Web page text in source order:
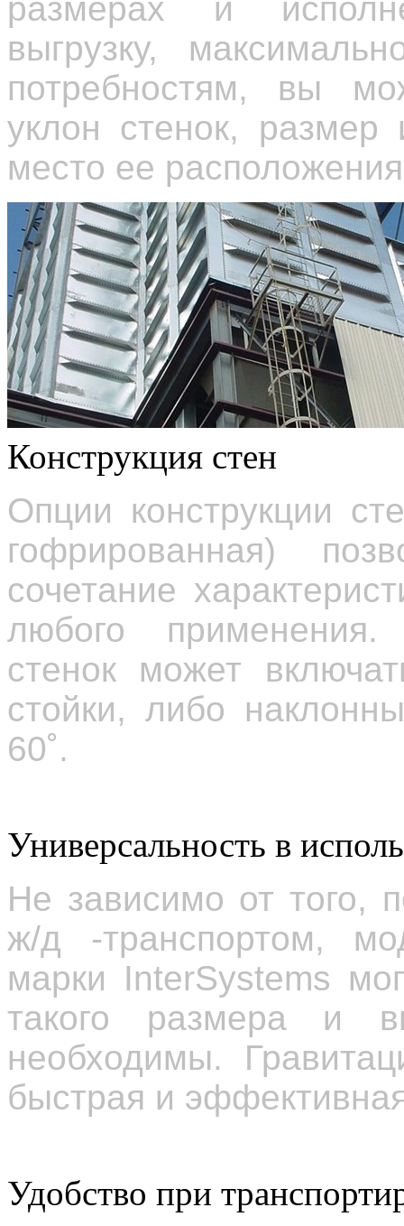
размерах и
выгрузку,
потребностям, вы
уклон стенок,
место ее
Конструкция стен
Опции конструкции
гофрированная)
сочетание
любого применения.
стенок может
стойки, либо
60˚.
Универсальность в
Не зависимо от того,
ж/д -транспортом,
марки InterSystems
такого размера и
необходимы.
быстрая и
Удобство при